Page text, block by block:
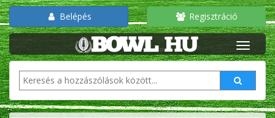
Belépés Regisztráció